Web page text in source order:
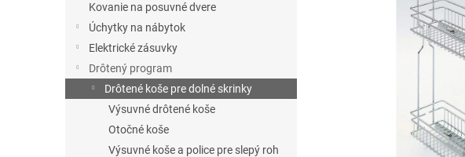
Kovanie na posuvné dvere
Úchytky na nábytok
Elektrické zásuvky
Drôtený program
Drôtené koše pre dolné skrinky
Výsuvné drôtené koše
Otočné koše
Výsuvné koše a police pre slepý roh